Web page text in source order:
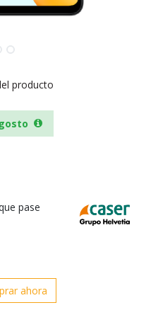
producto
pase
ahora